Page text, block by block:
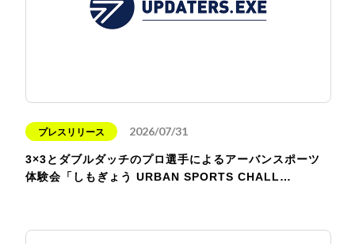
プレスリリース 2026/07/31
3×3とダブルダッチのプロ選手によるアーバンスポーツ
体験会「しもぎょう URBAN SPORTS CHALL…